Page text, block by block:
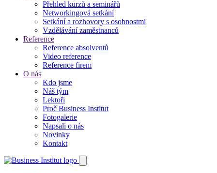
Přehled kurzů a seminářů
Networkingová setkání
Setkání a rozhovory s osobnostmi
Vzdělávání zaměstnanců
Reference
Reference absolventů
Video reference
Reference firem
O nás
Kdo jsme
Náš tým
Lektoři
Proč Business Institut
Fotogalerie
Napsali o nás
Novinky
Kontakt